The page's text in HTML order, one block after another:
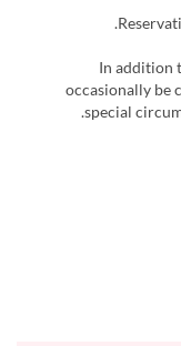
• In
occasionally be
special